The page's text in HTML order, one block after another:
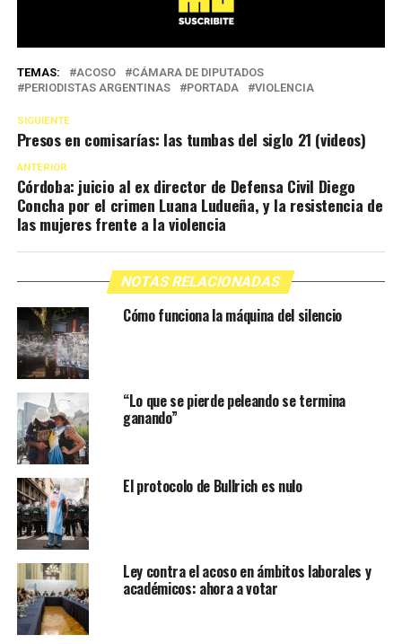
TEMAS: ACOSO
CÁMARA DE DIPUTADOS
PERIODISTAS ARGENTINAS
PORTADA VIOLENCIA
SIGUIENTE
Presos en comisarías: las tumbas del siglo 21 (videos)
ANTERIOR
Córdoba: juicio al ex director de Defensa Civil Diego
Concha por el crimen Luana Ludueña, y la resistencia de
las mujeres frente a la violencia
NOTAS RELACIONADAS
Cómo funciona la máquina del silencio
“Lo que se pierde peleando se termina
ganando”
El protocolo de Bullrich es nulo
Ley contra el acoso en ámbitos laborales y
académicos: ahora a votar